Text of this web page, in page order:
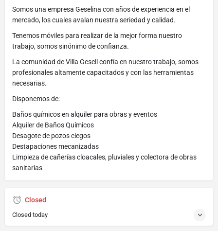
Somos una empresa Geselina con años de experiencia en el
mercado, los cuales avalan nuestra seriedad y calidad.
Tenemos móviles para realizar de la mejor forma nuestro
trabajo, somos sinónimo de confianza.
La comunidad de Villa Gesell confía en nuestro trabajo, somos
profesionales altamente capacitados y con las herramientas
necesarias.
Disponemos de:
Baños químicos en alquiler para obras y eventos
Alquiler de Baños Químicos
Desagote de pozos ciegos
Destapaciones mecanizadas
Limpieza de cañerías cloacales, pluviales y colectora de obras
sanitarias
Closed
Closed today